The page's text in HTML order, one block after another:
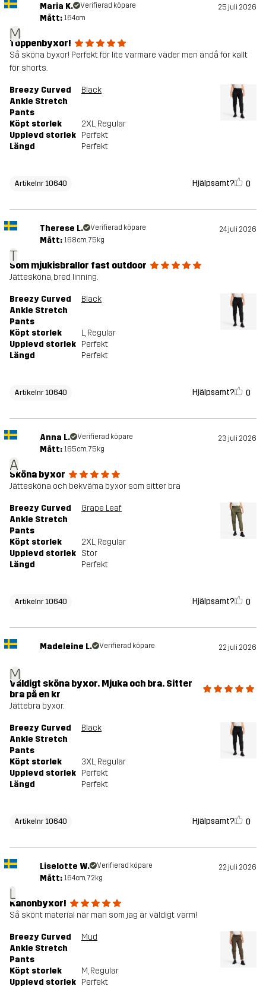
M
Maria K. Verifierad köpare 25 juli 2026
Mått: 164cm
Toppenbyxor!
Så sköna byxor! Perfekt för lite varmare väder men ändå för kallt
för shorts.
Breezy Curved
Ankle Stretch
Pants
Black
Köpt storlek 2XL, Regular
Upplevd storlek Perfekt
Längd
Perfekt
Artikelnr 10640 Hjälpsamt? 0
T
Therese L. Verifierad köpare 24 juli 2026
Mått: 168cm, 75kg
Som mjukisbrallor fast outdoor
Jättesköna, bred linning.
Breezy Curved
Ankle Stretch
Pants
Black
Köpt storlek L, Regular
Upplevd storlek Perfekt
Längd
Perfekt
Artikelnr 10640 Hjälpsamt? 0
A
Anna L. Verifierad köpare 23 juli 2026
Mått: 165cm, 75kg
Sköna byxor
Jättesköna och bekväma byxor som sitter bra
Breezy Curved
Ankle Stretch
Pants
Grape Leaf
Köpt storlek 2XL, Regular
Upplevd storlek Stor
Längd
Perfekt
Artikelnr 10640 Hjälpsamt? 0
M
Madeleine L. Verifierad köpare 22 juli 2026
Väldigt sköna byxor. Mjuka och bra. Sitter
bra på en kr
Jättebra byxor.
Breezy Curved
Ankle Stretch
Pants
Black
Köpt storlek 3XL, Regular
Upplevd storlek Perfekt
Längd
Perfekt
Artikelnr 10640 Hjälpsamt? 0
L
Liselotte W. Verifierad köpare 22 juli 2026
Mått: 164cm, 72kg
Kanonbyxor!
Så skönt material när man som jag är väldigt varm!
Breezy Curved
Ankle Stretch
Pants
Mud
Köpt storlek M, Regular
Upplevd storlek Perfekt